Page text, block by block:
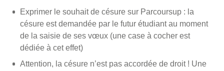
Exprimer le souhait de césure sur Parcoursup : la
césure est demandée par le futur étudiant au moment
de la saisie de ses vœux (une case à cocher est
dédiée à cet effet)
Attention, la césure n’est pas accordée de droit ! Une